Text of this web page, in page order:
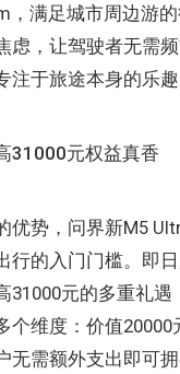
，满足城市周边游
虑，让驾驶者无需频
注于旅途本身的乐趣
31000元权益真香
优势，问界新M5
行的入门门槛。即日
31000元的多重礼遇
个维度：价值20000
无需额外支出即可拥